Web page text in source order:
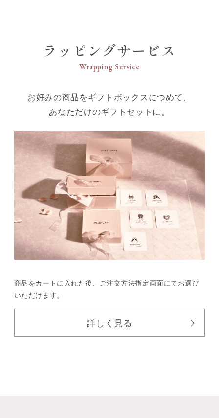
ラッピングサービス
Wrapping Service
お好みの商品をギフトボックスにつめて、
あなただけのギフトセットに。
商品をカートに入れた後、
ご注文方法指定画面にてお選び
いただけます。
詳しく見る